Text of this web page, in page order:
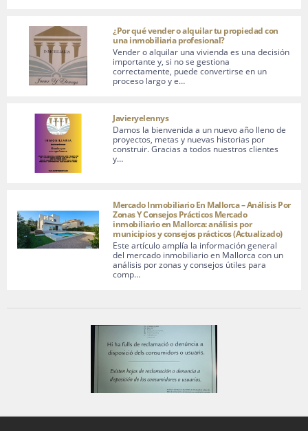
¿Por qué vender o alquilar tu propiedad con
una inmobiliaria profesional?
Vender o alquilar una vivienda es una decisión
importante y, si no se gestiona
correctamente, puede convertirse en un
proceso largo y e…
Javieryelennys
Damos la bienvenida a un nuevo año lleno de
proyectos, metas y nuevas historias por
construir. Gracias a todos nuestros clientes
y…
Mercado Inmobiliario En Mallorca – Análisis Por
Zonas Y Consejos Prácticos Mercado
inmobiliario en Mallorca: análisis por
municipios y consejos prácticos (Actualizado)
Este artículo amplía la información general
del mercado inmobiliario en Mallorca con un
análisis por zonas y consejos útiles para
comp…